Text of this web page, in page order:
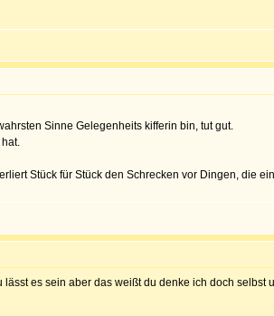
Sinne Gelegenheits kifferin bin, tut gut.
Stück für Stück den Schrecken vor Dingen, die
es sein aber das weißt du denke ich doch selbst